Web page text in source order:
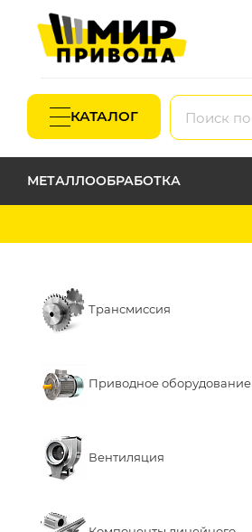
КАТАЛОГ
МЕТАЛЛООБРАБОТКА
Трансмиссия
Приводное оборудование
Вентиляция